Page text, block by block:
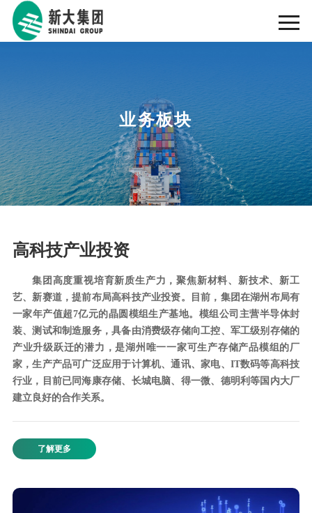
业务板块
高科技产业投资
集团高度重视培育新质生产力，聚焦新材料、新技术、新工
艺、新赛道，提前布局高科技产业投资。目前，集团在湖州布局有
一家年产值超7亿元的晶圆模组生产基地。模组公司主营半导体封
装、测试和制造服务，具备由消费级存储向工控、军工级别存储的
产业升级跃迁的潜力，是湖州唯一一家可生产存储产品模组的厂
家，生产产品可广泛应用于计算机、通讯、家电、IT数码等高科技
行业，目前已同海康存储、长城电脑、得一微、德明利等国内大厂
建立良好的合作关系。
了解更多